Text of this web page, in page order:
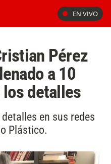
EN VIVO
Pérez
a 10
detalles
en sus redes
Plástico.